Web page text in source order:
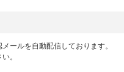
ールを自動配信しております。
。